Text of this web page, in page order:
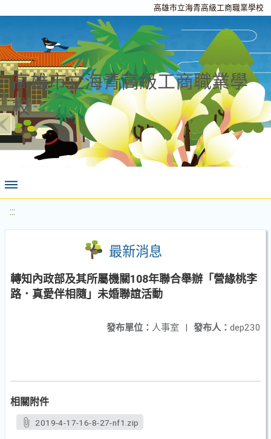
高雄市立海青高級工商職業學校
高雄市立海青高級工商職業學
校
:::
最新消息
轉知內政部及其所屬機關108年聯合舉辦「營緣桃李
路．真愛伴相隨」未婚聯誼活動
發布人： dep230
發布單位： 人事室 |
相關附件
2019-4-17-16-8-27-nf1.zip